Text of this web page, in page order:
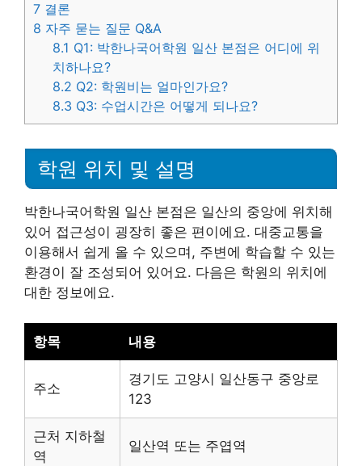
7 결론
8 자주 묻는 질문 Q&A
8.1 Q1: 박한나국어학원 일산 본점은 어디에 위
치하나요?
8.2 Q2: 학원비는 얼마인가요?
8.3 Q3: 수업시간은 어떻게 되나요?
학원 위치 및 설명
박한나국어학원 일산 본점은 일산의 중앙에 위치해
있어 접근성이 굉장히 좋은 편이에요. 대중교통을
이용해서 쉽게 올 수 있으며, 주변에 학습할 수 있는
환경이 잘 조성되어 있어요. 다음은 학원의 위치에
대한 정보에요.
항목 내용
주소
경기도 고양시 일산동구 중앙로
123
근처 지하철
역
일산역 또는 주엽역